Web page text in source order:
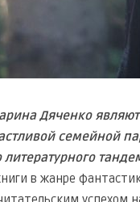
Дяченко
семейной
литературного
в жанре